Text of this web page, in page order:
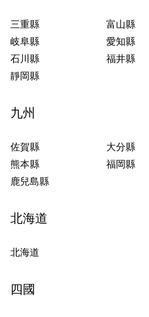
三重縣 富山縣
岐阜縣
愛知縣
石川縣
福井縣
靜岡縣
九州
佐賀縣 大分縣
熊本縣
福岡縣
鹿兒島縣
北海道
北海道
四國